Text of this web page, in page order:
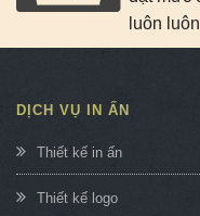
luôn
DỊCH VỤ IN ẤN
Thiết kế in ấn
Thiết kế logo